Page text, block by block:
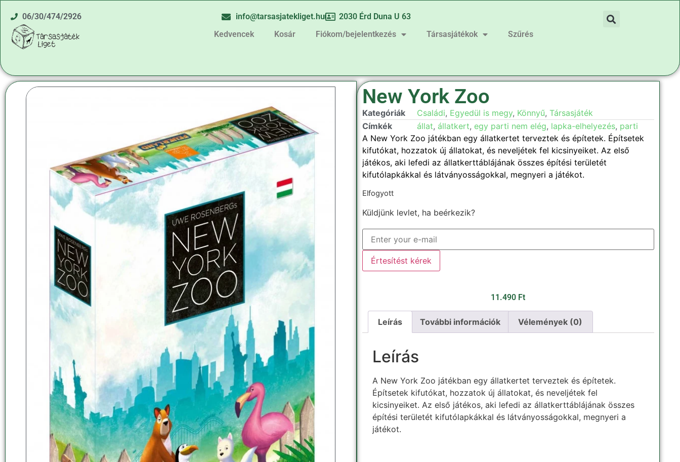
06/30/474/2926 info@tarsasjatekliget.hu
2030 Érd Duna U 63
Kedvencek
Kosár Fiókom/bejelentkezés Társasjátékok Szűrés
New York Zoo
Kategóriák Családi, Egyedül is megy, Könnyű, Társasjáték
Címkék
állat, állatkert, egy parti nem elég, lapka-elhelyezés, parti
A New York Zoo játékban egy állatkertet terveztek és építetek. Építsetek
kifutókat, hozzatok új állatokat, és neveljétek fel kicsinyeiket. Az első
játékos, aki lefedi az állatkerttáblájának összes építési területét
kifutólapkákkal és látványosságokkal, megnyeri a játékot.
Elfogyott
Küldjünk levlet, ha beérkezik?
Értesítést kérek
11.490 Ft
Leírás További információk Vélemények (0)
Leírás
A New York Zoo játékban egy állatkertet terveztek és építetek.
Építsetek kifutókat, hozzatok új állatokat, és neveljétek fel
kicsinyeiket. Az első játékos, aki lefedi az állatkerttáblájának összes
építési területét kifutólapkákkal és látványosságokkal, megnyeri a
játékot.